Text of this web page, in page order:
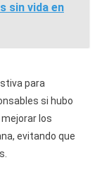
sin vida en
para
si hubo
los
evitando que